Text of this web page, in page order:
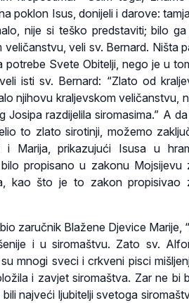
poklon Isus, donijeli i darove:
nije si teško predstaviti; bilo ga
veli sv. Bernard. Ništa
Svete Obitelji, nego je u
isti sv. Bernard: “Zlato od
njihovu kraljevskom veličanstvu,
razdijelila siromasima.” A
to zlato sirotinji, možemo
Marija, prikazujući Isusa u
propisano u zakonu Mojsijevu
kao što je to zakon propisivao
zaručnik Blažene Djevice Marije,
i u siromaštvu. Zato sv.
mnogi sveci i crkveni pisci
i zavjet siromaštva. Zar ne bi
najveći ljubitelji svetoga